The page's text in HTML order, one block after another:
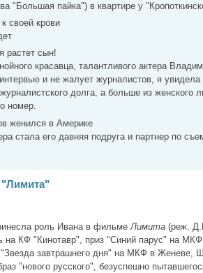
"Большая пайка") в квартире у
своей крови
растет сын!
красавца, талантливого актера
и не жалует журналистов, я
долга, а больше из женского
номер.
женился в Америке
стала его давняя подруга и партнер по
роль Ивана в фильмеЛимита (реж.
КФ "Кинотавр", приз "Синий парус" на МКФ
завтрашнего дня" на МКФ в Женеве,
"нового русского", безуспешно